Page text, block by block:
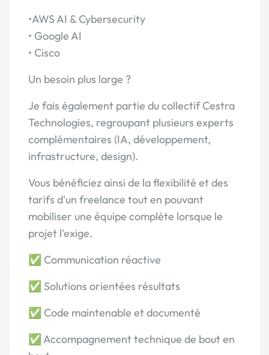
•AWS AI & Cybersecurity
• Google AI
• Cisco
Un besoin plus large ?
Je fais également partie du collectif Cestra
Technologies, regroupant plusieurs experts
complémentaires (IA, développement,
infrastructure, design).
Vous bénéficiez ainsi de la flexibilité et des
tarifs d'un freelance tout en pouvant
mobiliser une équipe complète lorsque le
projet l'exige.
✅ Communication réactive
✅ Solutions orientées résultats
✅ Code maintenable et documenté
✅ Accompagnement technique de bout en